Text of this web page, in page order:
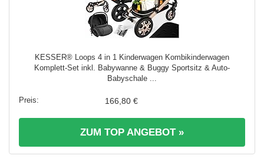
KESSER® Loops 4 in 1 Kinderwagen Kombikinderwagen
Komplett-Set inkl. Babywanne & Buggy Sportsitz & Auto-
Babyschale ...
166,80 €
ZUM TOP ANGEBOT »